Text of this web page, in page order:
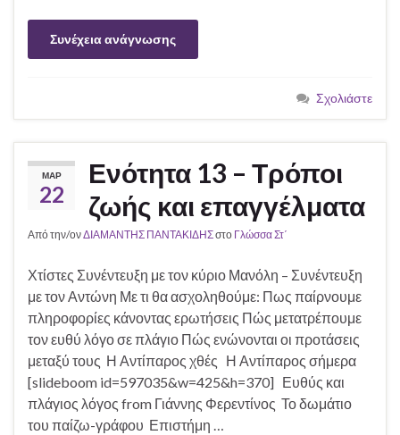
Συνέχεια ανάγνωσης
Σχολιάστε
ΜΑΡ
22
Ενότητα 13 – Τρόποι
ζωής και επαγγέλματα
Από την/ονΔΙΑΜΑΝΤΗΣ ΠΑΝΤΑΚΙΔΗΣστο Γλώσσα Στ΄
Χτίστες Συνέντευξη με τον κύριο Μανόλη – Συνέντευξη
με τον Αντώνη Με τι θα ασχοληθούμε: Πως παίρνουμε
πληροφορίες κάνοντας ερωτήσεις Πώς μετατρέπουμε
τον ευθύ λόγο σε πλάγιο Πώς ενώνονται οι προτάσεις
μεταξύ τους Η Αντίπαρος χθές Η Αντίπαρος σήμερα
[slideboom id=597035&w=425&h=370] Ευθύς και
πλάγιος λόγος from Γιάννης Φερεντίνος Το δωμάτιο
του παίζω-γράφου Επιστήμη …